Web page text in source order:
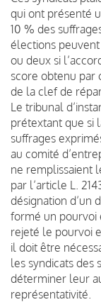
qui ont présenté
10 % des
élections
ou deux si
score obtenu par
de la clef de
Le tribunal
prétextant que si
suffrages
au comité
ne remplissaient
par l’article L.
désignation d’un
formé un pourvoi
rejeté le pourvoi
il doit être
les syndicats des
déterminer leur
représentativité.